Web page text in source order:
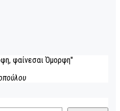
φαίνεσαι Όμορφη"